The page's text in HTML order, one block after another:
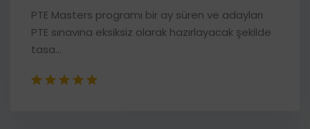
PTE Masters programı bir ay süren ve adayları
PTE sınavına eksiksiz olarak hazırlayacak şekilde
tasa...